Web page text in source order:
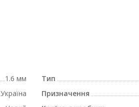
1.6 мм
Україна
Тип
Призначення